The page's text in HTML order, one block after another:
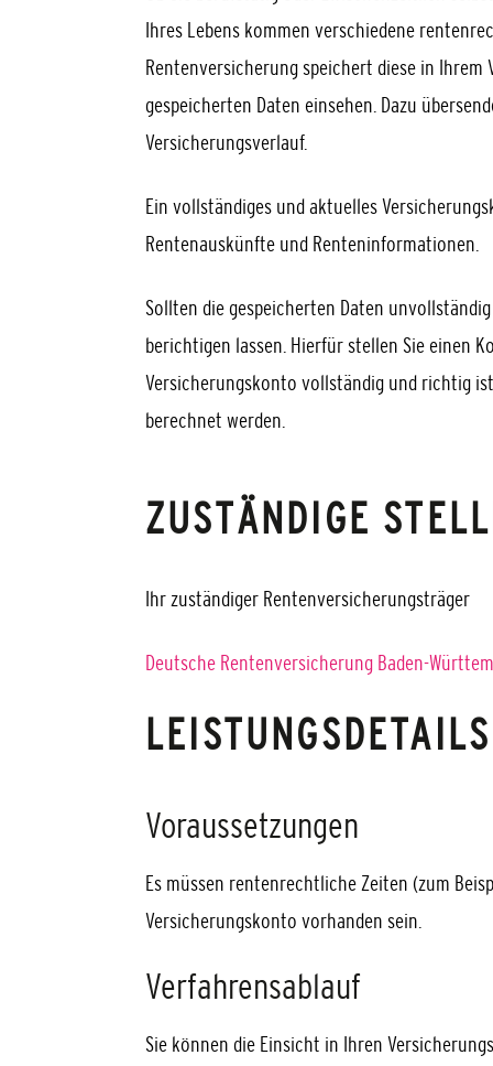
Ihres Lebens kommen verschiedene
Rentenversicherung speichert diese in
gespeicherten Daten einsehen. Dazu
Versicherungsverlauf.
Ein vollständiges und aktuelles
Rentenauskünfte und Renteninformationen.
Sollten die gespeicherten Daten
berichtigen lassen. Hierfür stellen Sie einen
Versicherungskonto vollständig und richtig
berechnet werden.
ZUSTÄNDIGE
Ihr zuständiger Rentenversicherungsträger
Deutsche Rentenversicherung Baden-
LEISTUNGSDETAILS
Voraussetzungen
Es müssen rentenrechtliche Zeiten (zum
Versicherungskonto vorhanden sein.
Verfahrensablauf
Sie können die Einsicht in Ihren